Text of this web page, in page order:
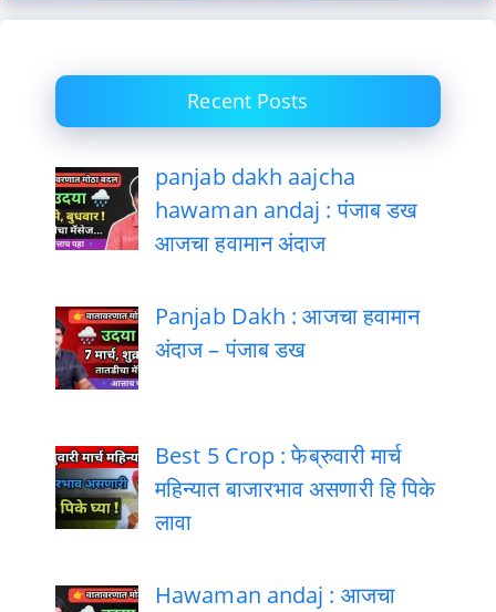
Recent Posts
panjab dakh aajcha
hawaman andaj : पंजाब डख
आजचा हवामान अंदाज
Panjab Dakh : आजचा हवामान
अंदाज – पंजाब डख
Best 5 Crop : फेब्रुवारी मार्च
महिन्यात बाजारभाव असणारी हि पिके
लावा
Hawaman andaj : आजचा